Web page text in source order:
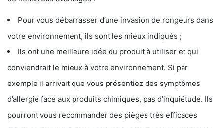
Pour vous débarrasser d’une invasion de rongeurs dans
votre environnement, ils sont les mieux indiqués ;
Ils ont une meilleure idée du produit à utiliser et qui
conviendrait le mieux à votre environnement. Si par
exemple il arrivait que vous présentiez des symptômes
d’allergie face aux produits chimiques, pas d’inquiétude. Ils
pourront vous recommander des pièges très efficaces